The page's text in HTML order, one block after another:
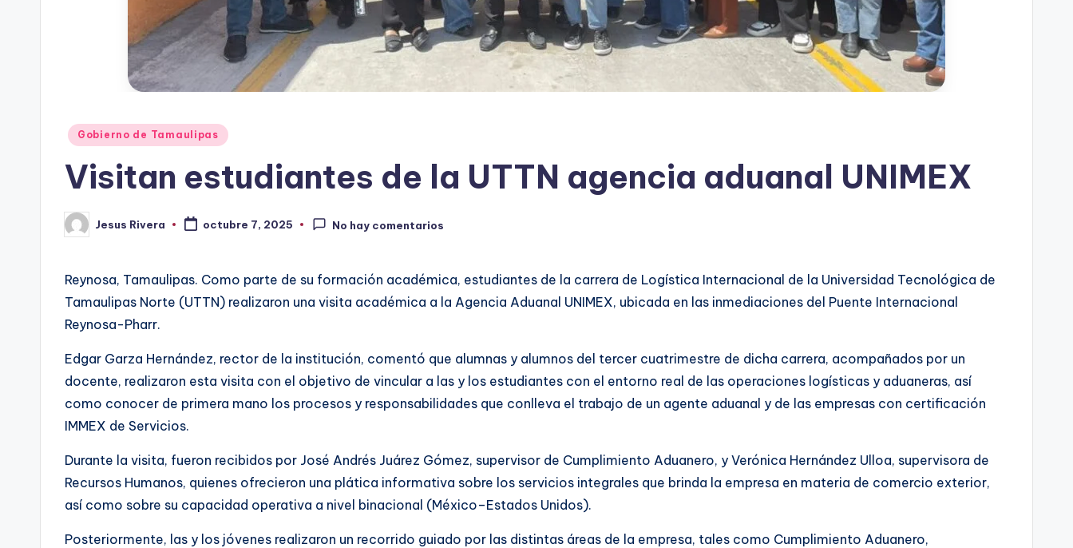
Publicado
Gobierno de Tamaulipas
Visitan estudiantes de la UTTN agencia aduanal UNIMEX
Publicado
por
Jesus Rivera octubre 7, 2025 No hay comentarios
Reynosa, Tamaulipas. Como parte de su formación académica, estudiantes de la carrera de Logística Internacional de la Universidad Tecnológica de
Tamaulipas Norte (UTTN) realizaron una visita académica a la Agencia Aduanal UNIMEX, ubicada en las inmediaciones del Puente Internacional
Reynosa-Pharr.
Edgar Garza Hernández, rector de la institución, comentó que alumnas y alumnos del tercer cuatrimestre de dicha carrera, acompañados por un
docente, realizaron esta visita con el objetivo de vincular a las y los estudiantes con el entorno real de las operaciones logísticas y aduaneras, así
como conocer de primera mano los procesos y responsabilidades que conlleva el trabajo de un agente aduanal y de las empresas con certificación
IMMEX de Servicios.
Durante la visita, fueron recibidos por José Andrés Juárez Gómez, supervisor de Cumplimiento Aduanero, y Verónica Hernández Ulloa, supervisora de
Recursos Humanos, quienes ofrecieron una plática informativa sobre los servicios integrales que brinda la empresa en materia de comercio exterior,
así como sobre su capacidad operativa a nivel binacional (México–Estados Unidos).
Posteriormente, las y los jóvenes realizaron un recorrido guiado por las distintas áreas de la empresa, tales como Cumplimiento Aduanero,